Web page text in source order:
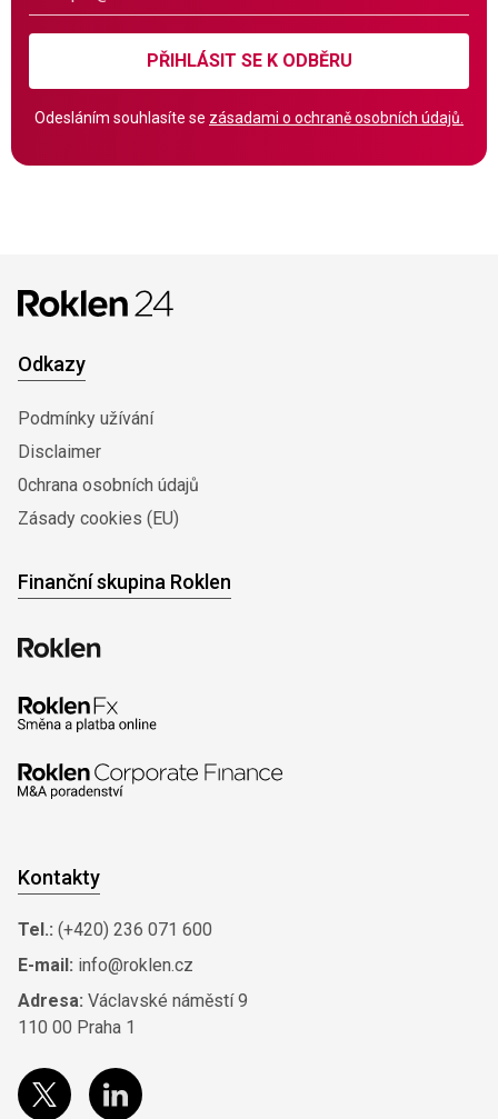
PŘIHLÁSIT SE K ODBĚRU
Odesláním souhlasíte se zásadami o ochraně osobních údajů.
Odkazy
Podmínky užívání
Disclaimer
0chrana osobních údajů
Zásady cookies (EU)
Finanční skupina Roklen
Kontakty
Tel.: (+420) 236 071 600
E-mail: info@roklen.cz
Adresa: Václavské náměstí 9
110 00 Praha 1